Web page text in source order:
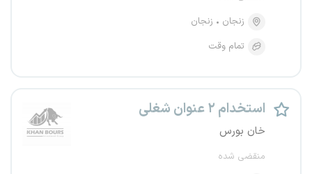
زنجان
زنجان
تمام وقت
استخدام ۲ عنوان شغلی
خان بورس
منقضی شده